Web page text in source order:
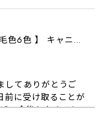
【 チワワ スムース 毛色6色 】 キャニスター 保存容器 お家用 プレゼント 犬 ペット うちの子 犬グッズ
してありがとうご
前に受け取ることが
ひ今後ともよろし